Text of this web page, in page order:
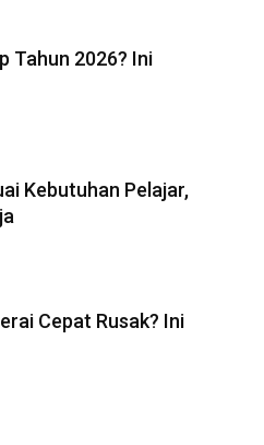
Tahun 2026? Ini
Kebutuhan Pelajar,
Cepat Rusak? Ini